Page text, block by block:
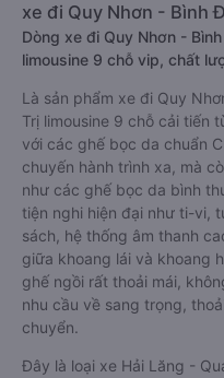
xe đi Quy Nhơn - Bình
Dòng xe đi Quy Nhơn -
limousine 9 chỗ vip, chất
Là sản phẩm xe đi Quy
Trị limousine 9 chỗ cải tiến
với các ghế bọc da chuẩn
chuyến hành trình xa, mà
như các ghế bọc da bình
tiện nghi hiện đại như ti-vi,
sách, hệ thống âm thanh
giữa khoang lái và khoang
ghế ngồi rất thoải mái,
nhu cầu về sang trọng,
chuyển.
Đây là loại xe Hải Lăng -